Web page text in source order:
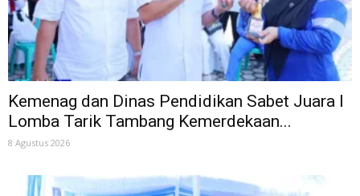
Kemenag dan Dinas Pendidikan Sabet Juara I
Lomba Tarik Tambang Kemerdekaan...
8 Agustus 2026